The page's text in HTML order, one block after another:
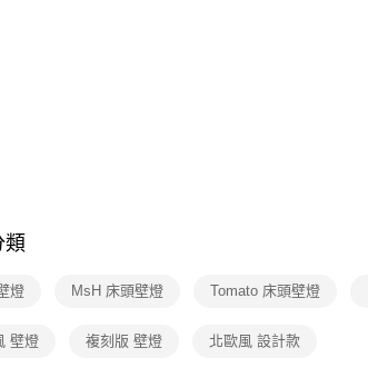
類
燈 MsH 床頭壁燈 Tomato 床頭壁燈
壁燈 複刻版 壁燈 北歐風 設計款